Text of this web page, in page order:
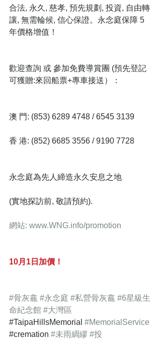
合法, 永久, 慈孝, 預先規劃, 投資, 自由轉
讓, 無需輪候, 信心保證。永念庭保障 5
年價格增值！
歡迎查詢 或 參加免費導賞團 (預先登記
可獲贈:來回船票+專車接送）：
澳 門: (853) 6289 4748 / 6545 3139
香 港: (852) 6685 3556 / 9190 7728
永念庭為先人締造永久安息之地
(實地探訪前, 敬請預約).
網站: www.WNG.info/promotion
10月1日加價！
#骨灰龕 #永念庭 #私營骨灰龕 #6星級生
命紀念館 #大灣區
#TaipaHillsMemorial #MemorialService
#cremation #未雨綢繆 #投